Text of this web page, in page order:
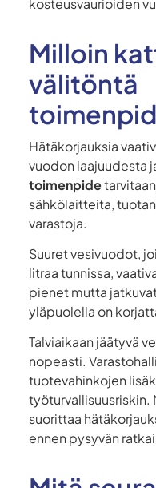
Milloin
välitöntä
Hätäkorjauksia
vuodon laajuudesta
toimenpide
sähkölaitteita,
varastoja.
Suuret vesivuodot,
litraa tunnissa,
pienet mutta
yläpuolella on
Talviaikaan jäätyvä
nopeasti.
tuotevahinkojen
työturvallisuusriskin.
suorittaa
ennen pysyvän